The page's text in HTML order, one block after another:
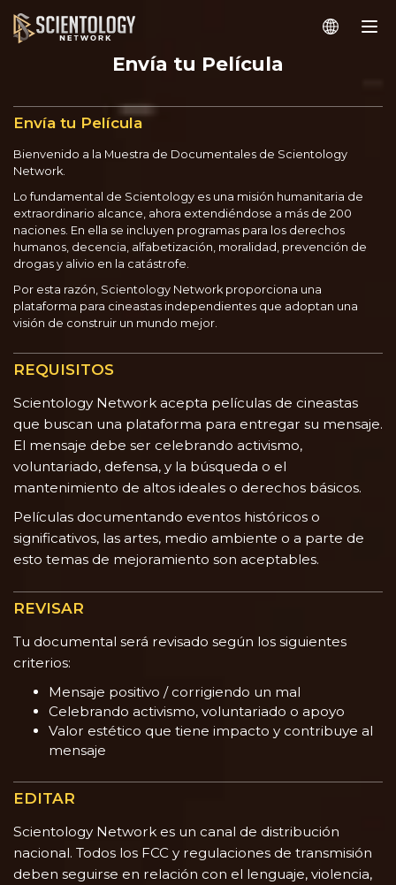
Envía tu Película
Envía tu Película
Bienvenido a la Muestra de Documentales de Scientology
Network.
Lo fundamental de Scientology es una misión humanitaria de
extraordinario alcance, ahora extendiéndose a más de 200
naciones. En ella se incluyen programas para los derechos
humanos, decencia, alfabetización, moralidad, prevención de
drogas y alivio en la catástrofe.
Por esta razón, Scientology Network proporciona una
plataforma para cineastas independientes que adoptan una
visión de construir un mundo mejor.
REQUISITOS
Scientology Network acepta películas de cineastas
que buscan una plataforma para entregar su mensaje.
El mensaje debe ser celebrando activismo,
voluntariado, defensa, y la búsqueda o el
mantenimiento de altos ideales o derechos básicos.
Películas documentando eventos históricos o
significativos, las artes, medio ambiente o a parte de
esto temas de mejoramiento son aceptables.
REVISAR
Tu documental será revisado según los siguientes
criterios:
Mensaje positivo / corrigiendo un mal
Celebrando activismo, voluntariado o apoyo
Valor estético que tiene impacto y contribuye al
mensaje
EDITAR
Scientology Network es un canal de distribución
nacional. Todos los FCC y regulaciones de transmisión
deben seguirse en relación con el lenguaje, violencia,